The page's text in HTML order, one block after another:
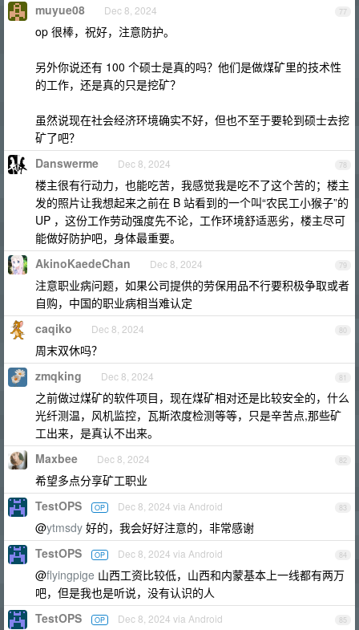
77
muyue08 Dec 8, 2024
op 很棒，祝好，注意防护。
另外你说还有 100 个硕士是真的吗？他们是做煤矿里的技术性
的工作，还是真的只是挖矿？
虽然说现在社会经济环境确实不好，但也不至于要轮到硕士去挖
矿了吧？
78
Danswerme Dec 8, 2024
楼主很有行动力，也能吃苦，我感觉我是吃不了这个苦的；楼主
发的照片让我想起来之前在 B 站看到的一个叫“农民工小猴子”的
UP ，这份工作劳动强度先不论，工作环境舒适恶劣，楼主尽可
能做好防护吧，身体最重要。
79
AkinoKaedeChan Dec 8, 2024
注意职业病问题，如果公司提供的劳保用品不行要积极争取或者
自购，中国的职业病相当难认定
80
caqiko Dec 8, 2024
周末双休吗？
81
zmqking Dec 8, 2024
之前做过煤矿的软件项目，现在煤矿相对还是比较安全的，什么
光纤测温，风机监控，瓦斯浓度检测等等，只是辛苦点,那些矿
工出来，是真认不出来。
82
Maxbee Dec 8, 2024
希望多点分享矿工职业
83
TestOPS OP Dec 8, 2024 via Android
@ytmsdy 好的，我会好好注意的，非常感谢
84
TestOPS OP Dec 8, 2024 via Android
@flyingpige 山西工资比较低，山西和内蒙基本上一线都有两万
吧，但是我也是听说，没有认识的人
85
TestOPS OP Dec 8, 2024 via Android